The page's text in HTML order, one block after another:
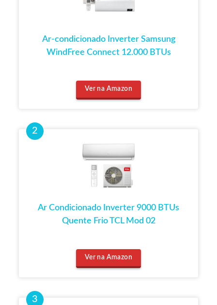
Ar-condicionado Inverter Samsung
WindFree Connect 12.000 BTUs
Ver na Amazon
Ar Condicionado Inverter 9000 BTUs
Quente Frio TCL Mod 02
Ver na Amazon